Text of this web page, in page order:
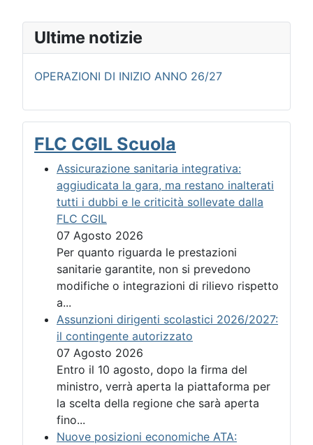
Ultime notizie
OPERAZIONI DI INIZIO ANNO 26/27
FLC CGIL Scuola
Assicurazione sanitaria integrativa:
aggiudicata la gara, ma restano inalterati
tutti i dubbi e le criticità sollevate dalla
FLC CGIL
07 Agosto 2026
Per quanto riguarda le prestazioni
sanitarie garantite, non si prevedono
modifiche o integrazioni di rilievo rispetto
a...
Assunzioni dirigenti scolastici 2026/2027:
il contingente autorizzato
07 Agosto 2026
Entro il 10 agosto, dopo la firma del
ministro, verrà aperta la piattaforma per
la scelta della regione che sarà aperta
fino...
Nuove posizioni economiche ATA: